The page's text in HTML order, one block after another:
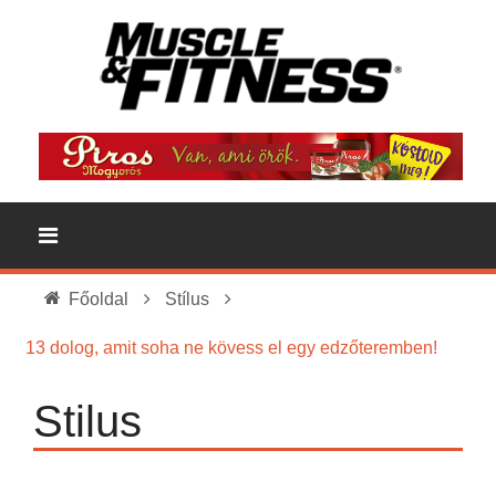
Főoldal Stílus
13 dolog, amit soha ne kövess el egy edzőteremben!
Stilus